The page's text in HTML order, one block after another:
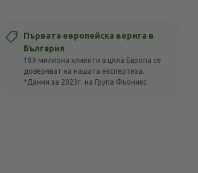
Първата европейска верига в
България
189 милиона клиенти в цяла Европа се
доверяват на нашата експертиза.
*Данни за 2023г. на Група Фьоникс